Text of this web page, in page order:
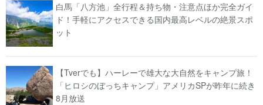
白馬「八方池」全行程＆持ち物・注意点ほか完全ガイ
ド！手軽にアクセスできる国内最高レベルの絶景スポ
ット
【Tverでも】ハーレーで雄大な大自然をキャンプ旅！
「ヒロシのぼっちキャンプ」アメリカSPが昨年に続き
8月放送